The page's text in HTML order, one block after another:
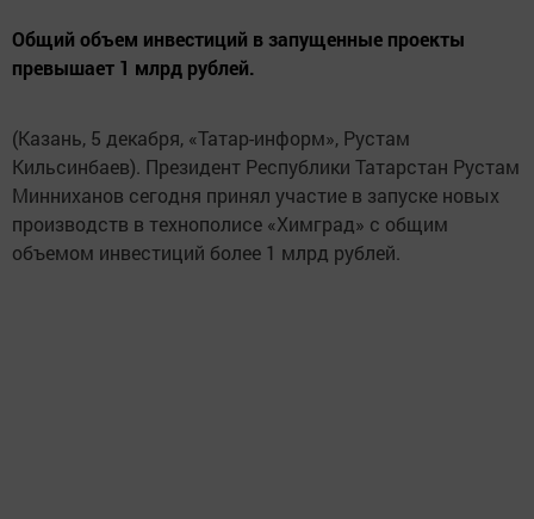
Общий объем инвестиций в запущенные проекты
превышает 1 млрд рублей.
(Казань, 5 декабря, «Татар-информ», Рустам
Кильсинбаев). Президент Республики Татарстан Рустам
Минниханов сегодня принял участие в запуске новых
производств в технополисе «Химград» с общим
объемом инвестиций более 1 млрд рублей.